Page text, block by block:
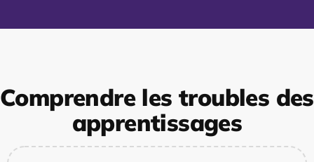
Comprendre les troubles des
apprentissages